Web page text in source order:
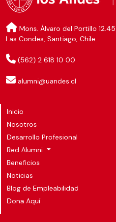
Mons. Álvaro del Portillo
Las Condes, Santiago, Chile.
(562) 2 618 10 00
alumni@uandes.cl
Inicio
Nosotros
Desarrollo Profesional
Red Alumni
Beneficios
Noticias
Blog de Empleabilidad
Dona Aquí